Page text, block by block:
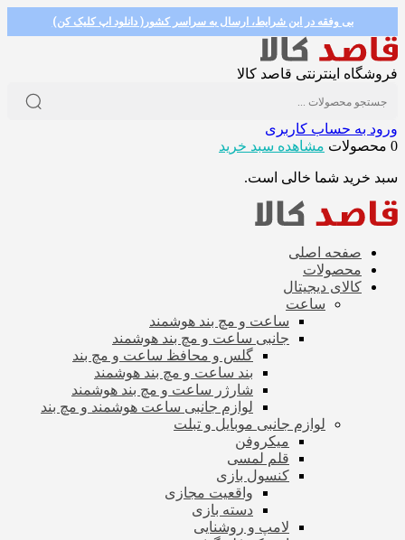
بی وفقه در این شرایط، ارسال به سراسر کشور( دانلود اپ کلیک کن)
فروشگاه اینترنتی قاصد کالا
ورود به حساب کاربری
0 محصولات
مشاهده سبد خرید
سبد خرید شما خالی است.
صفحه اصلی
محصولات
کالای دیجیتال
ساعت
ساعت و مچ بند هوشمند
جانبی ساعت و مچ بند هوشمند
گلس و محافظ ساعت و مچ بند
بند ساعت و مچ بند هوشمند
شارژر ساعت و مچ بند هوشمند
لوازم جانبی ساعت هوشمند و مچ بند
لوازم جانبی موبایل و تبلت
میکروفن
قلم لمسی
کنسول بازی
واقعیت مجازی
دسته بازی
لامپ و روشنایی